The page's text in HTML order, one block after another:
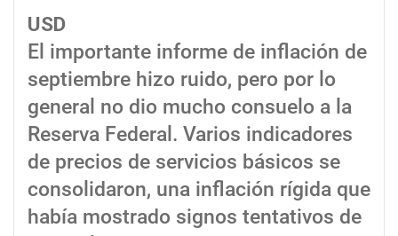
USD
El importante informe de inflación de
septiembre hizo ruido, pero por lo
general no dio mucho consuelo a la
Reserva Federal. Varios indicadores
de precios de servicios básicos se
consolidaron, una inflación rígida que
había mostrado signos tentativos de